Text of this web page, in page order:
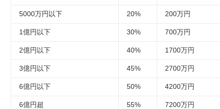
5000万円以下 20% 200万円
1億円以下 30% 700万円
2億円以下 40% 1700万円
3億円以下 45% 2700万円
6億円以下 50% 4200万円
6億円超 55% 7200万円